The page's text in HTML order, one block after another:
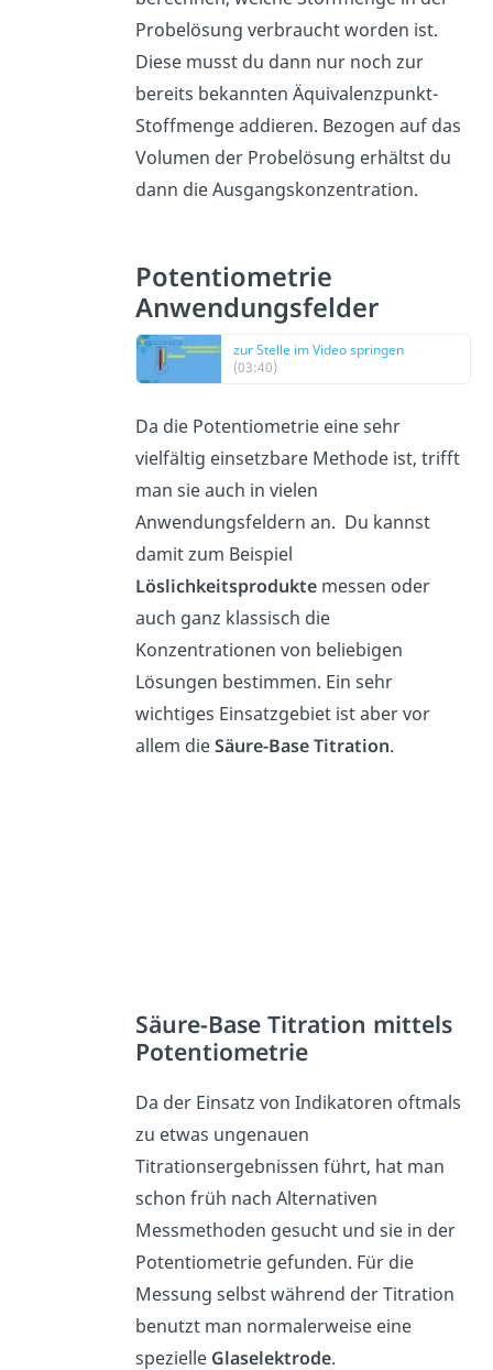
Probelösung verbraucht worden ist.
Diese musst du dann nur noch zur
bereits bekannten Äquivalenzpunkt-
Stoffmenge addieren. Bezogen auf das
Volumen der Probelösung erhältst du
dann die Ausgangskonzentration.
Potentiometrie
Anwendungsfelder
zur Stelle im Video springen
(03:40)
Da die Potentiometrie eine sehr
vielfältig einsetzbare Methode ist, trifft
man sie auch in vielen
Anwendungsfeldern an. Du kannst
damit zum Beispiel
Löslichkeitsproduktemessen oder
auch ganz klassisch die
Konzentrationen von beliebigen
Lösungen bestimmen. Ein sehr
wichtiges Einsatzgebiet ist aber vor
allem dieSäure-Base Titration.
Säure-Base Titration mittels
Potentiometrie
Da der Einsatz von Indikatoren oftmals
zu etwas ungenauen
Titrationsergebnissen führt, hat man
schon früh nach Alternativen
Messmethoden gesucht und sie in der
Potentiometrie gefunden. Für die
Messung selbst während der Titration
benutzt man normalerweise eine
spezielle Glaselektrode.